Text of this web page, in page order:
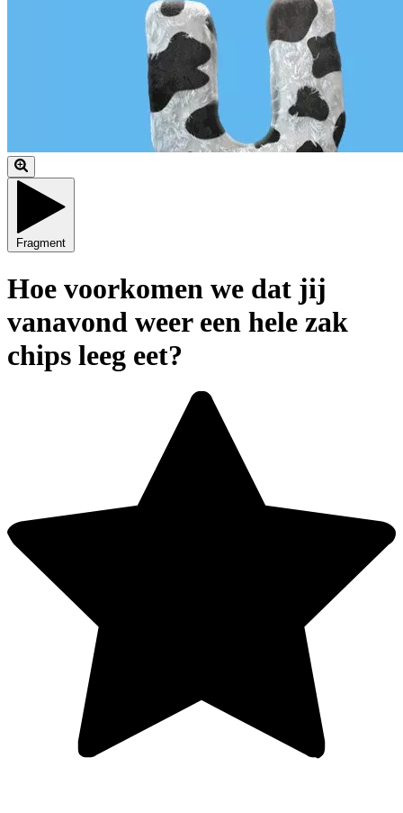
Fragment
Hoe voorkomen we dat jij
vanavond weer een hele zak
chips leeg eet?